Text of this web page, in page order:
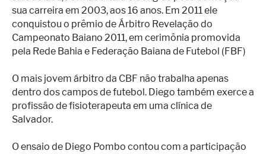
Moda
Praia
sua carreira em 2003, aos 16 anos. Em 2011 ele
conquistou o prêmio de Árbitro Revelação do
Campeonato Baiano 2011, em cerimônia promovida
pela Rede Bahia e Federação Baiana de Futebol (FBF)
O mais jovem árbitro da CBF não trabalha apenas
dentro dos campos de futebol. Diego também exerce a
profissão de fisioterapeuta em uma clínica de
Salvador.
O ensaio de Diego Pombo contou com a participação